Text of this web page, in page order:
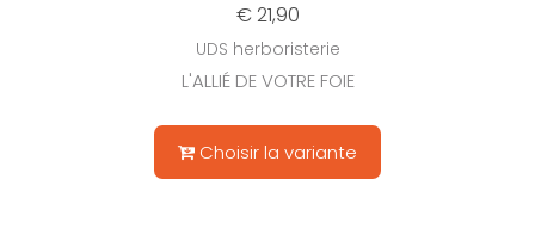
€ 21,90
UDS herboristerie
L'ALLIÉ DE VOTRE FOIE
Choisir la variante